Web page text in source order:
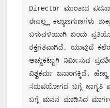
Director ಮುಂತಾದ
ಈಎಲ್ಲ್ಲ ಕಲ್ಯಾಣಗುಣಗಳು
ಬಳುವಳಿಯಾಗಿ ಬಂದು
ರಕ್ತಗತವಾಗಿದೆ. ಯಾವುದೆ
ಅಚ್ಚುಕಟ್ಟಾಗಿ ನಿರ್ಮಿಸುವ
ವಿಶ್ವಕರ್ಮ ಜನಾಂಗಕ್ಕಿದೆ.
ಸದುಪಯೋಗದ ಬಗ್ಗೆ
ಬಗ್ಗೆ ಮನನ ಮಾಡಿಸಿದ